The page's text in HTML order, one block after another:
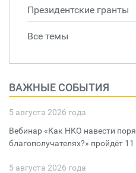
Президентские гранты
Все темы
ВАЖНЫЕ СОБЫТИЯ
5 августа 2026 года
Вебинар «Как НКО навести
благополучателях?» пройдёт 11
5 августа 2026 года